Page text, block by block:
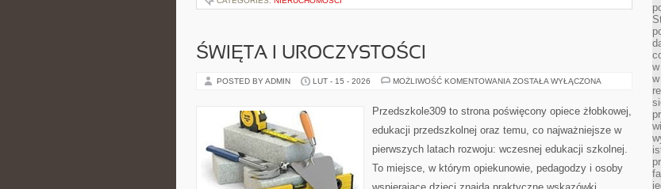
ŚWIĘTA I UROCZYSTOŚCI
POSTED BY ADMIN LUT - 15 - 2026 MOŻLIWOŚĆ KOMENTOWANIA ŚWIĘTA
ZOSTAŁA WYŁĄCZONA
Przedszkole309 to strona poświęcony opiece żłobkowej,
edukacji przedszkolnej oraz temu, co najważniejsze w
pierwszych latach rozwoju: wczesnej edukacji szkolnej.
To miejsce, w którym opiekunowie, pedagodzy i osoby